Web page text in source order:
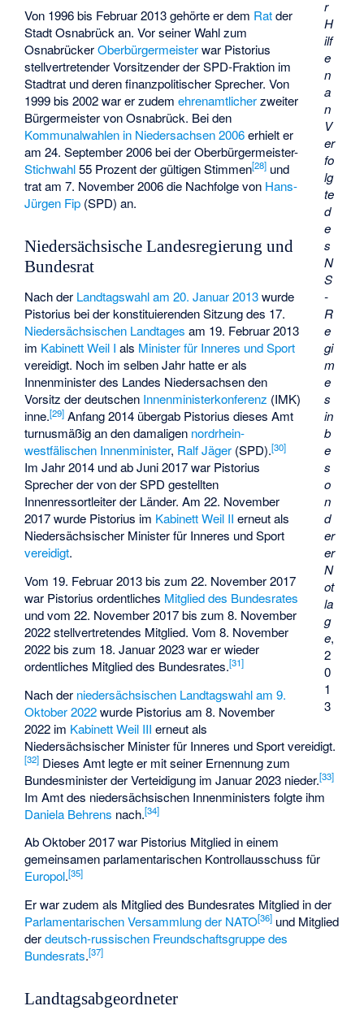
r
H
ilf
e
n
a
n
V
er
fo
lg
te
d
e
s
N
S
-
R
e
gi
m
e
s
in
b
e
s
o
n
d
er
er
N
ot
la
g
e,
2
0
1
3
Von 1996 bis Februar 2013 gehörte er dem Ratder
Stadt Osnabrück an. Vor seiner Wahl zum
OsnabrückerOberbürgermeisterwar Pistorius
stellvertretender Vorsitzender der SPD-Fraktion im
Stadtrat und deren finanzpolitischer Sprecher. Von
1999 bis 2002 war er zudemehrenamtlicherzweiter
Bürgermeister von Osnabrück. Bei den
Kommunalwahlen in Niedersachsen 2006erhielt er
am 24. September 2006 bei der Oberbürgermeister-
Stichwahl55 Prozent der gültigen Stimmen[28] und
trat am 7. November 2006 die Nachfolge von Hans-
Jürgen Fip (SPD) an.
Niedersächsische Landesregierung und
Bundesrat
Nach der Landtagswahl am 20. Januar 2013wurde
Pistorius bei der konstituierenden Sitzung des 17.
Niedersächsischen Landtages am 19. Februar 2013
im Kabinett Weil I als Minister für Inneres und Sport
vereidigt. Noch im selben Jahr hatte er als
Innenminister des Landes Niedersachsen den
Vorsitz der deutschen Innenministerkonferenz (IMK)
inne.[29] Anfang 2014 übergab Pistorius dieses Amt
turnusmäßig an den damaligen nordrhein-
westfälischen Innenminister, Ralf Jäger (SPD).[30]
Im Jahr 2014 und ab Juni 2017 war Pistorius
Sprecher der von der SPD gestellten
Innenressortleiter der Länder. Am 22. November
2017 wurde Pistorius im Kabinett Weil II erneut als
Niedersächsischer Minister für Inneres und Sport
vereidigt.
Vom 19. Februar 2013 bis zum 22. November 2017
war Pistorius ordentliches Mitglied des Bundesrates
und vom 22. November 2017 bis zum 8. November
2022 stellvertretendes Mitglied. Vom 8. November
2022 bis zum 18. Januar 2023 war er wieder
ordentliches Mitglied des Bundesrates.[31]
Nach der niedersächsischen Landtagswahl am 9.
Oktober 2022wurde Pistorius am 8. November
2022 im Kabinett Weil III erneut als
Niedersächsischer Minister für Inneres und Sport vereidigt.
[32] Dieses Amt legte er mit seiner Ernennung zum
Bundesminister der Verteidigung im Januar 2023 nieder.[33]
Im Amt des niedersächsischen Innenministers folgte ihm
Daniela Behrens nach.[34]
Ab Oktober 2017 war Pistorius Mitglied in einem
gemeinsamen parlamentarischen Kontrollausschuss für
Europol.[35]
Er war zudem als Mitglied des Bundesrates Mitglied in der
Parlamentarischen Versammlung der NATO[36] und Mitglied
derdeutsch-russischen Freundschaftsgruppe des
Bundesrats.[37]
Landtagsabgeordneter